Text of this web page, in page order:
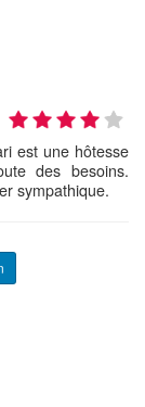
est une hôtesse
des besoins.
sympathique.